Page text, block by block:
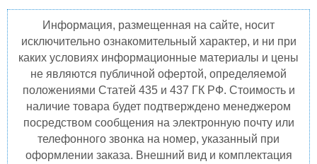
Информация, размещенная на сайте, носит
исключительно ознакомительный характер, и ни при
каких условиях информационные материалы и цены
не являются публичной офертой, определяемой
положениями Статей 435 и 437 ГК РФ. Стоимость и
наличие товара будет подтверждено менеджером
посредством сообщения на электронную почту или
телефонного звонка на номер, указанный при
оформлении заказа. Внешний вид и комплектация